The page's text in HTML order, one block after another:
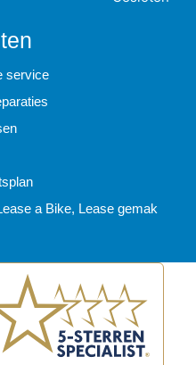
service
a Bike, Lease gemak